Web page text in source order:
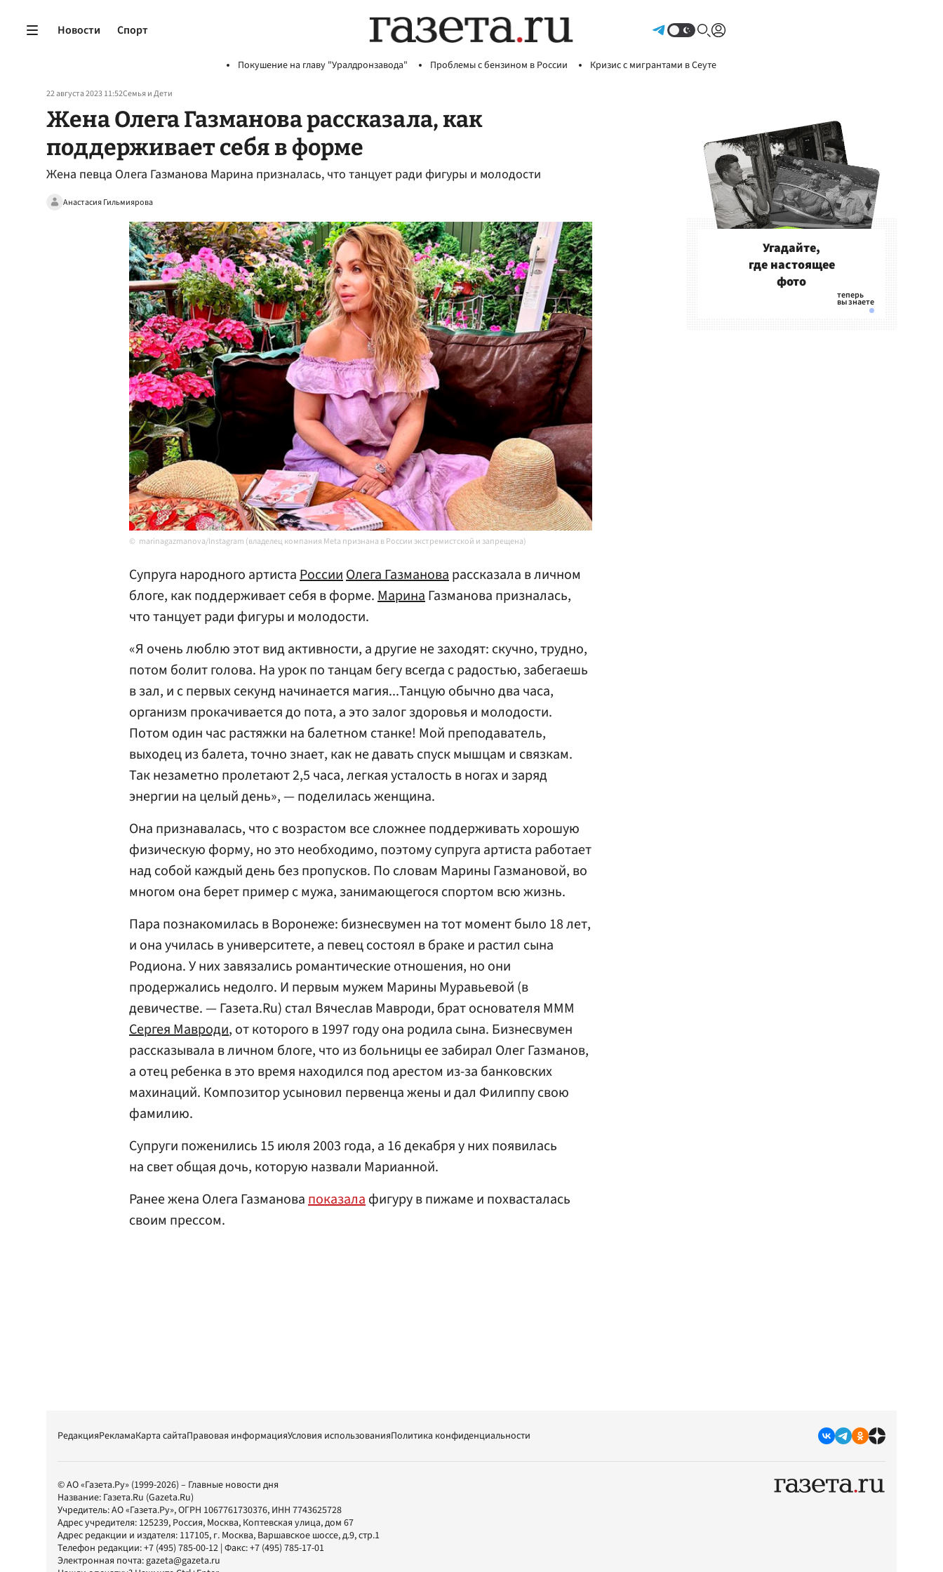
Новости Спорт
Покушение на главу "Уралдронзавода" Проблемы с бензином в России Кризис с мигрантами в Сеуте
22 августа 2023 11:52Семья и Дети
Жена Олега Газманова рассказала, как
поддерживает себя в форме
Жена певца Олега Газманова Марина призналась, что танцует ради фигуры и молодости
Анастасия Гильмиярова
marinagazmanova/Instagram (владелец компания Meta признана в России экстремистской и запрещена)
Супруга народного артистаРоссииОлега Газмановарассказала в личном
блоге, как поддерживает себя в форме.МаринаГазманова призналась,
что танцует ради фигуры и молодости.
«Я очень люблю этот вид активности, а другие не заходят: скучно, трудно,
потом болит голова. На урок по танцам бегу всегда с радостью, забегаешь
в зал, и с первых секунд начинается магия...Танцую обычно два часа,
организм прокачивается до пота, а это залог здоровья и молодости.
Потом один час растяжки на балетном станке! Мой преподаватель,
выходец из балета, точно знает, как не давать спуск мышцам и связкам.
Так незаметно пролетают 2,5 часа, легкая усталость в ногах и заряд
энергии на целый день», — поделилась женщина.
Она признавалась, что с возрастом все сложнее поддерживать хорошую
физическую форму, но это необходимо, поэтому супруга артиста работает
над собой каждый день без пропусков. По словам Марины Газмановой, во
многом она берет пример с мужа, занимающегося спортом всю жизнь.
Пара познакомилась в Воронеже: бизнесвумен на тот момент было 18 лет,
и она училась в университете, а певец состоял в браке и растил сына
Родиона. У них завязались романтические отношения, но они
продержались недолго. И первым мужем Марины Муравьевой (в
девичестве. — Газета.Ru) стал Вячеслав Мавроди, брат основателя МММ
Сергея Мавроди, от которого в 1997 году она родила сына. Бизнесвумен
рассказывала в личном блоге, что из больницы ее забирал Олег Газманов,
а отец ребенка в это время находился под арестом из-за банковских
махинаций. Композитор усыновил первенца жены и дал Филиппу свою
фамилию.
Супруги поженились 15 июля 2003 года, а 16 декабря у них появилась
на свет общая дочь, которую назвали Марианной.
Ранее жена Олега Газмановапоказалафигуру в пижаме и похвасталась
своим прессом.
Угадайте,
где настоящее
фото
РедакцияРекламаКарта сайтаПравовая информацияУсловия использованияПолитика конфиденциальности
© АО «Газета.Ру» (1999-2026) – Главные новости дня
Название: Газета.Ru (Gazeta.Ru)
Учредитель:АО «Газета.Ру», ОГРН 1067761730376, ИНН 7743625728
Адрес учредителя: 125239, Россия, Москва, Коптевская улица, дом 67
Адрес редакции и издателя: 117105, г. Москва, Варшавское шоссе, д.9, стр.1
Телефон редакции:+7 (495) 785-00-12 | Факс:+7 (495) 785-17-01
Электронная почта:gazeta@gazeta.ru